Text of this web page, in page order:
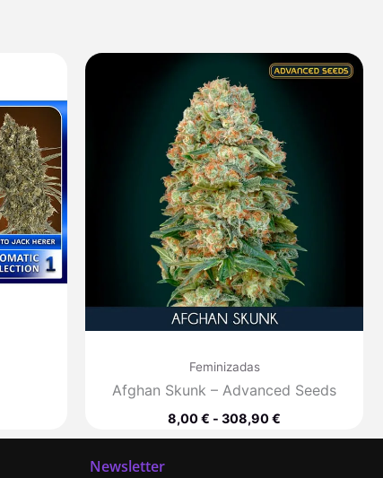
Feminizadas
Afghan Skunk – Advanced Seeds
8,00€ - 308,90€
Rango
de
hasta
308,90 €
Newsletter